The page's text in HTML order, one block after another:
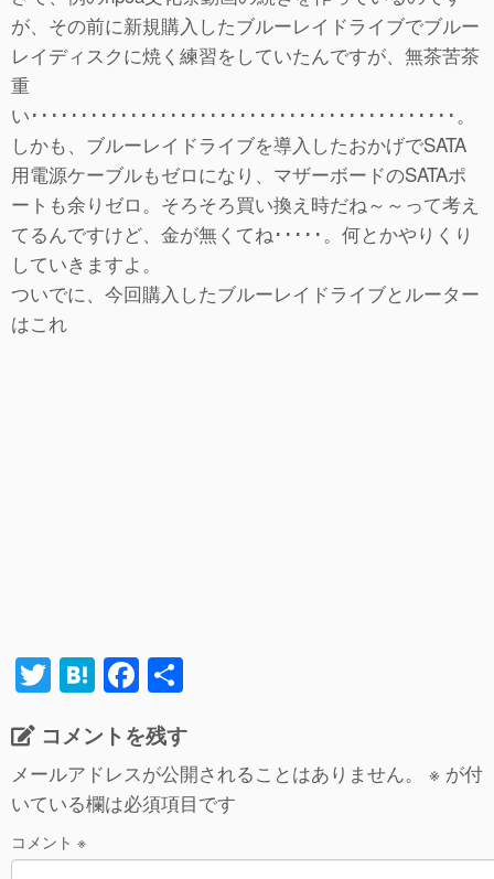
が、その前に新規購入したブルーレイドライブでブルー
レイディスクに焼く練習をしていたんですが、無茶苦茶
重
い･･･････････････････････････････････････････。
しかも、ブルーレイドライブを導入したおかげでSATA
用電源ケーブルもゼロになり、マザーボードのSATAポ
ートも余りゼロ。そろそろ買い換え時だね～～って考え
てるんですけど、金が無くてね･････。何とかやりくり
していきますよ。
ついでに、今回購入したブルーレイドライブとルーター
はこれ
T
tt
er
H
e
n
a
F
a
c
e
b
o
コメントを残す
メールアドレスが公開されることはありません。 ※ が付
いている欄は必須項目です
コメント ※